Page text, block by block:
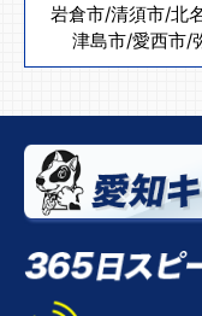
岩倉市/清須市/北
津島市/愛西市/